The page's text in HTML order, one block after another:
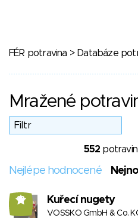
FÉR potravina > Databáze
Mražené
552
Nejlépe hodnocené
13 Kuřecí nugety
VOSSKO GmbH & Co.